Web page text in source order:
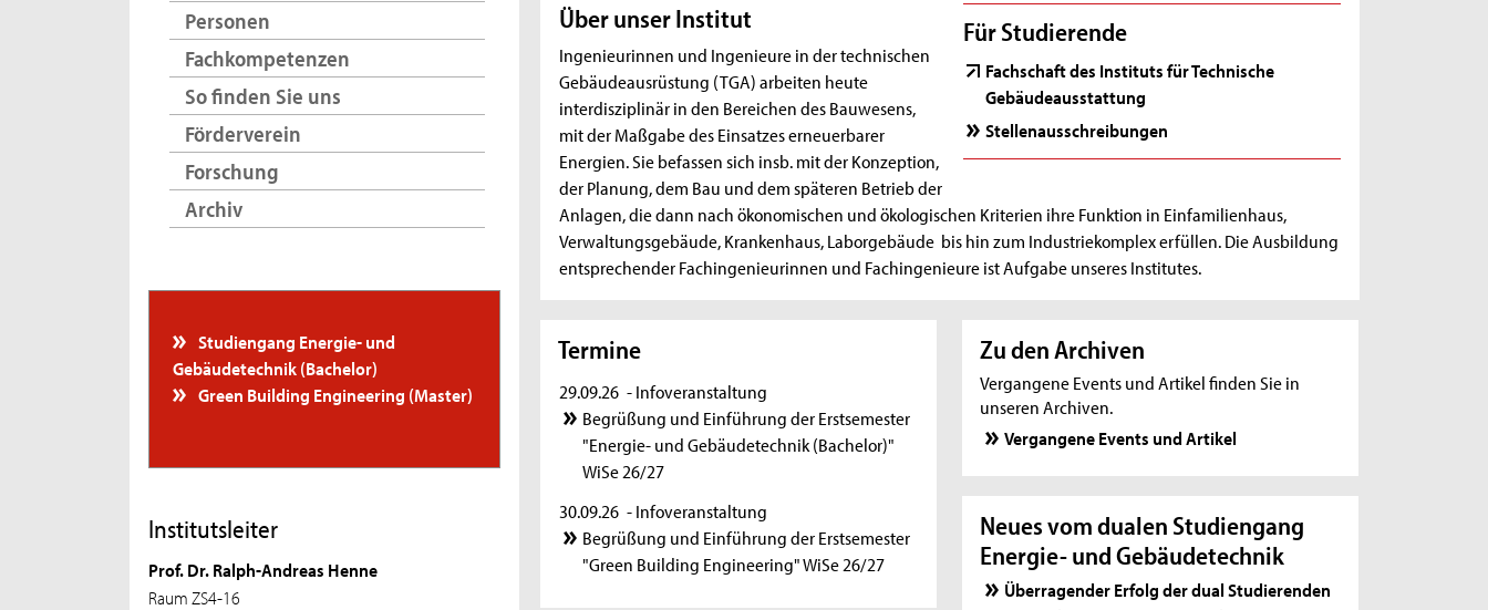
Personen
Fachkompetenzen
So finden Sie uns
Förderverein
Forschung
Archiv
Studiengang Energie- und
Gebäudetechnik (Bachelor)
Green Building Engineering (Master)
Institutsleiter
Prof. Dr. Ralph-Andreas Henne
Raum ZS4-16
Für Studierende
Fachschaft des Instituts für Technische
Gebäudeausstattung
Stellenausschreibungen
Über unser Institut
Ingenieurinnen und Ingenieure in der technischen
Gebäudeausrüstung (TGA) arbeiten heute
interdisziplinär in den Bereichen des Bauwesens,
mit der Maßgabe des Einsatzes erneuerbarer
Energien. Sie befassen sich insb. mit der Konzeption,
der Planung, dem Bau und dem späteren Betrieb der
Anlagen, die dann nach ökonomischen und ökologischen Kriterien ihre Funktion in Einfamilienhaus,
Verwaltungsgebäude, Krankenhaus, Laborgebäude bis hin zum Industriekomplex erfüllen. Die Ausbildung
entsprechender Fachingenieurinnen und Fachingenieure ist Aufgabe unseres Institutes.
Termine
29.09.26 - Infoveranstaltung
Begrüßung und Einführung der Erstsemester
"Energie- und Gebäudetechnik (Bachelor)"
WiSe 26/27
30.09.26 - Infoveranstaltung
Begrüßung und Einführung der Erstsemester
"Green Building Engineering" WiSe 26/27
Zu den Archiven
Vergangene Events und Artikel finden Sie in
unseren Archiven.
Vergangene Events und Artikel
Neues vom dualen Studiengang
Energie- und Gebäudetechnik
Überragender Erfolg der dual Studierenden